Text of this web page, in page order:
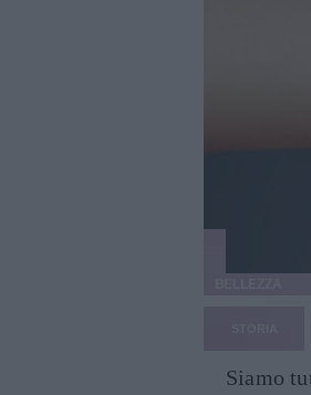
Siamo